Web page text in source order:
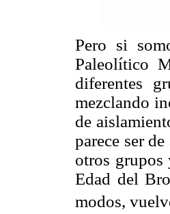
Pero si
Paleolítico
diferentes
mezclando
de
parece ser
otros grupos
Edad del
modos,